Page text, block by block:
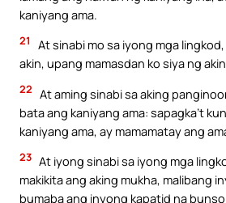
kaniyang ama.
21
At sinabi mo sa iyong mga
akin, upang mamasdan ko siya ng
22 At aming sinabi sa aking
bata ang kaniyang ama: sapagka’t
kaniyang ama, ay mamamatay ang
23 At iyong sinabi sa iyong mga
makikita ang aking mukha, malibang
bumaba ang inyong kapatid na